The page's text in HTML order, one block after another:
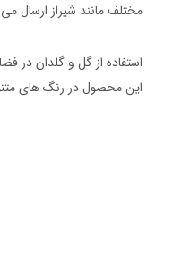
مختلف مانند شیراز ارسال
استفاده از گل و گلدان در
این محصول در رنگ های